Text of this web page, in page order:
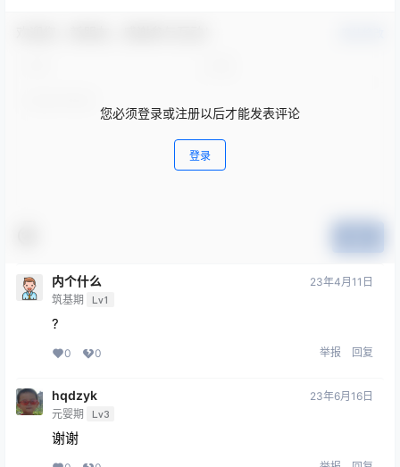
您必须登录或注册以后才能发表评论
登录
内个什么
筑基期 Lv1
23年4月11日
?
0 0 举报 回复
hqdzyk
元婴期 Lv3
23年6月16日
谢谢